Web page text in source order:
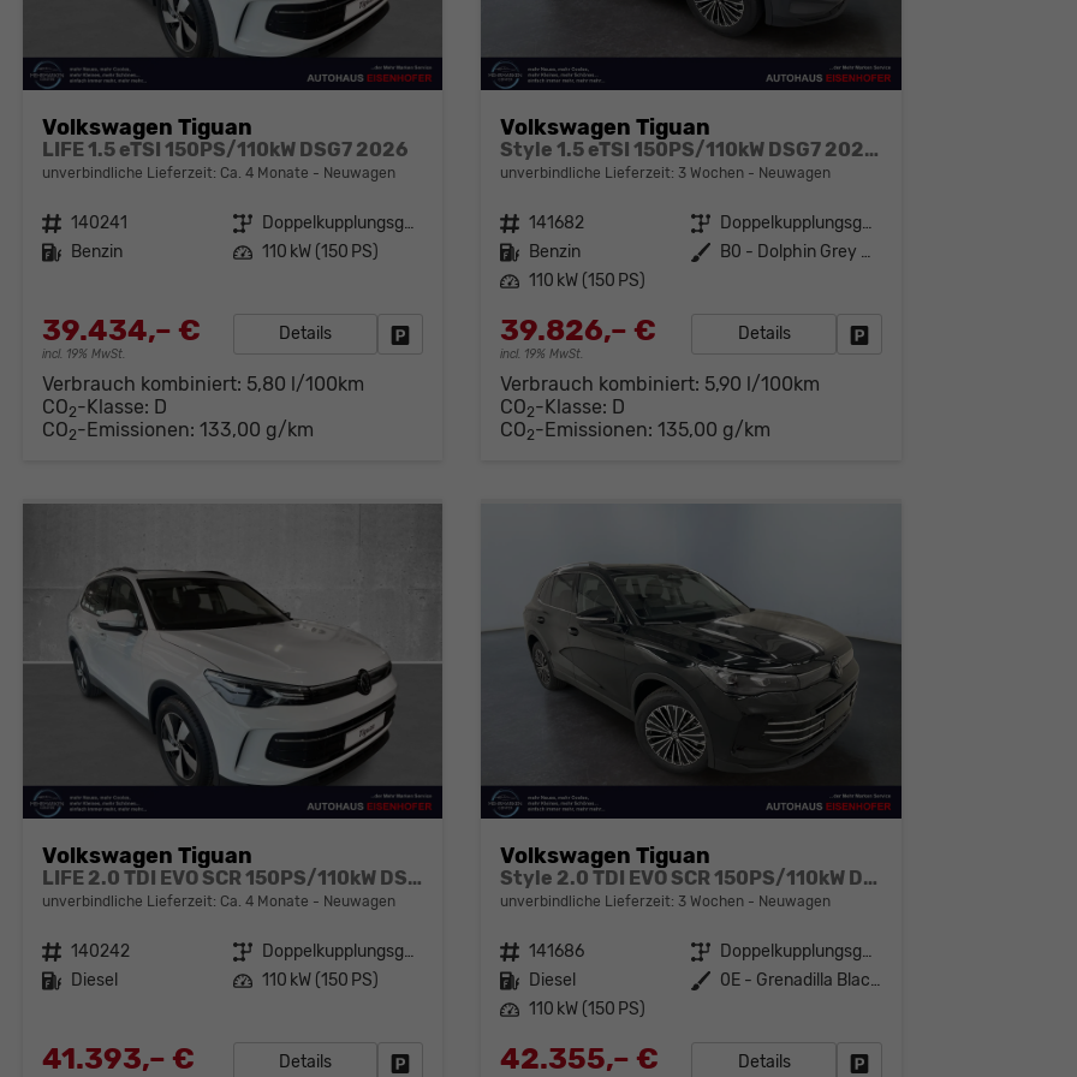
Volkswagen Tiguan
LIFE 1.5 eTSI 150PS/110kW DSG7 2026
unverbindliche Lieferzeit: Ca. 4 Monate Neuwagen
Fahrzeugnr. 140241 Getriebe
Doppelkupplungsgetriebe (DSG)
Kraftstoff Benzin Leistung 110 kW (150 PS)
39.434,– €
incl. 19% MwSt.
Details Fahrzeug parken
Verbrauch kombiniert: 5,80 l/100km
CO2-Klasse: D
CO2-Emissionen: 133,00 g/km
Volkswagen Tiguan
Style 1.5 eTSI 150PS/110kW DSG7 2026 | +18" ALU +360-AreaView +HuD +Car2X +TravelAssist
unverbindliche Lieferzeit: 3 Wochen Neuwagen
Fahrzeugnr. 141682 Getriebe
Doppelkupplungsgetriebe (DSG)
Kraftstoff Benzin Außenfarbe
B0 - Dolphin Grey Met.
Leistung 110 kW (150 PS)
39.826,– €
incl. 19% MwSt.
Details
Verbrauch kombiniert: 5,90 l/100km
CO2-Klasse: D
CO2-Emissionen:135,00 g/km
Volkswagen Tiguan
LIFE 2.0 TDI EVO SCR 150PS/110kW DSG7 2026
unverbindliche Lieferzeit: Ca. 4 Monate Neuwagen
Fahrzeugnr. 140242 Getriebe
Doppelkupplungsgetriebe (DSG)
Kraftstoff Diesel Leistung 110 kW (150 PS)
41.393,– € Details Fahrzeug parken
Volkswagen Tiguan
Style 2.0 TDI EVO SCR 150PS/110kW DSG7 2026 | +18" ALU +360-AreaView +HuD +Car2X +TravelAssist
unverbindliche Lieferzeit: 3 Wochen Neuwagen
Fahrzeugnr. 141686 Getriebe
Doppelkupplungsgetriebe (DSG)
Kraftstoff Diesel Außenfarbe
0E - Grenadilla Black Met.
Leistung 110 kW (150 PS)
42.355,– € Details